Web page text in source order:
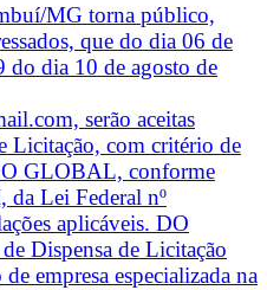
MG torna público,
que do dia 06 de
do dia 10 de agosto de
serão aceitas
Licitação, com critério de
GLOBAL, conforme
Lei Federal nº
aplicáveis. DO
Dispensa de Licitação
empresa especializada na